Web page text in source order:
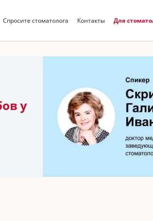
Спросите стоматолога Контакты Для
у